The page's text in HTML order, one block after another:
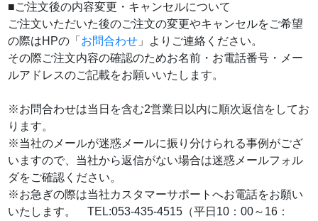
■ご注文後の内容変更・キャンセルについて
ご注文いただいた後のご注文の変更やキャンセルをご希望
の際はHPの「 お問合わせ 」よりご連絡ください。
その際ご注文内容の確認のためお名前・お電話番号・メー
ルアドレスのご記載をお願いいたします。
※お問合わせは当日を含む2営業日以内に順次返信をしてお
ります。
※当社のメールが迷惑メールに振り分けられる事例がござ
いますので、当社から返信がない場合は迷惑メールフォル
ダをご確認ください。
※お急ぎの際は当社カスタマーサポートへお電話をお願い
いたします。 TEL:053-435-4515（平日10：00～16：